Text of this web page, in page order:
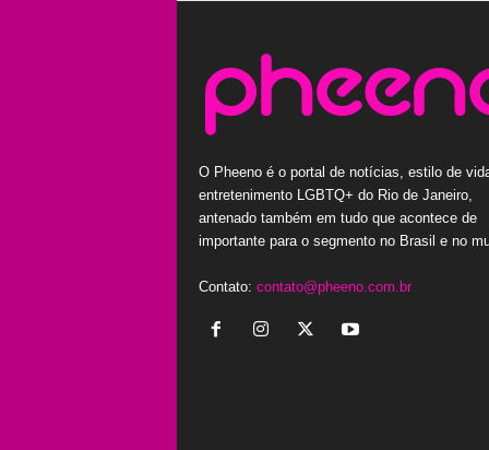
O Pheeno é o portal de notícias, estilo de
entretenimento LGBTQ+ do Rio de Janeiro,
antenado também em tudo que acontece de
importante para o segmento no Brasil e no
Contato: contato@pheeno.com.br